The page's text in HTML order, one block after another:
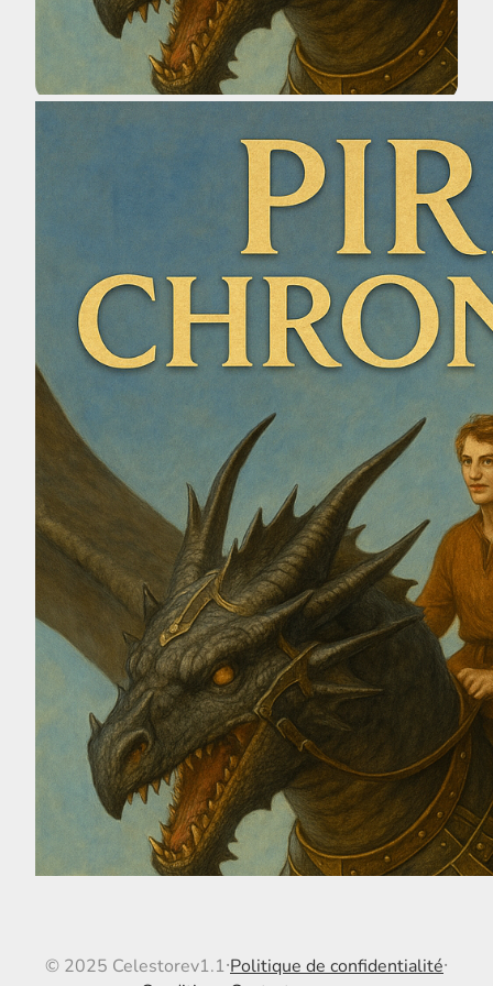
© 2025 Celestorev1.1⸱Politique de confidentialité⸱